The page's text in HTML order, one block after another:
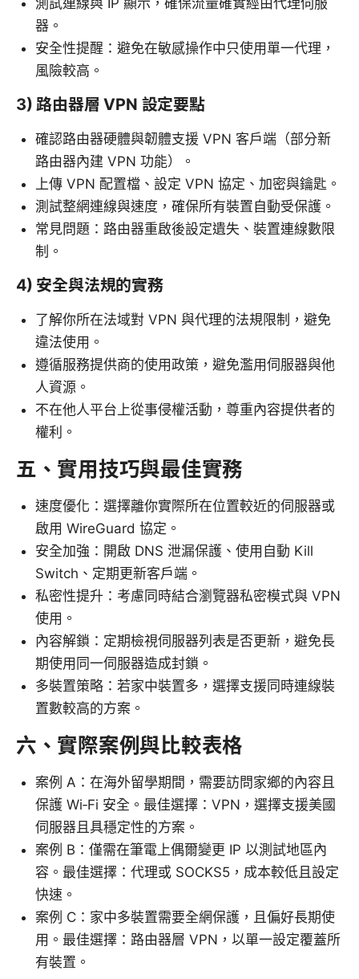
測試連線與 IP 顯示，確保流量確實經由代理伺服
器。
安全性提醒：避免在敏感操作中只使用單一代理，
風險較高。
3) 路由器層 VPN 設定要點
確認路由器硬體與韌體支援 VPN 客戶端（部分新
路由器內建 VPN 功能）。
上傳 VPN 配置檔、設定 VPN 協定、加密與鑰匙。
測試整網連線與速度，確保所有裝置自動受保護。
常見問題：路由器重啟後設定遺失、裝置連線數限
制。
4) 安全與法規的實務
了解你所在法域對 VPN 與代理的法規限制，避免
違法使用。
遵循服務提供商的使用政策，避免濫用伺服器與他
人資源。
不在他人平台上從事侵權活動，尊重內容提供者的
權利。
五、實用技巧與最佳實務
速度優化：選擇離你實際所在位置較近的伺服器或
啟用 WireGuard 協定。
安全加強：開啟 DNS 泄漏保護、使用自動 Kill
Switch、定期更新客戶端。
私密性提升：考慮同時結合瀏覽器私密模式與 VPN
使用。
內容解鎖：定期檢視伺服器列表是否更新，避免長
期使用同一伺服器造成封鎖。
多裝置策略：若家中裝置多，選擇支援同時連線裝
置數較高的方案。
六、實際案例與比較表格
案例 A：在海外留學期間，需要訪問家鄉的內容且
保護 Wi‑Fi 安全。最佳選擇：VPN，選擇支援美國
伺服器且具穩定性的方案。
案例 B：僅需在筆電上偶爾變更 IP 以測試地區內
容。最佳選擇：代理或 SOCKS5，成本較低且設定
快速。
案例 C：家中多裝置需要全網保護，且偏好長期使
用。最佳選擇：路由器層 VPN，以單一設定覆蓋所
有裝置。